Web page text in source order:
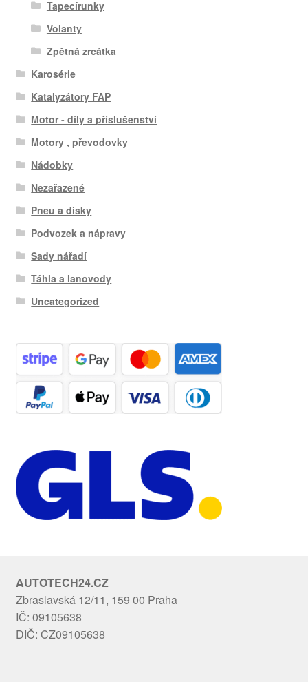
Tapecírunky
Volanty
Zpětná zrcátka
Karosérie
Katalyzátory FAP
Motor - díly a příslušenství
Motory , převodovky
Nádobky
Nezařazené
Pneu a disky
Podvozek a nápravy
Sady nářadí
Táhla a lanovody
Uncategorized
AUTOTECH24.CZ
Zbraslavská 12/11, 159 00 Praha
IČ: 09105638
DIČ: CZ09105638